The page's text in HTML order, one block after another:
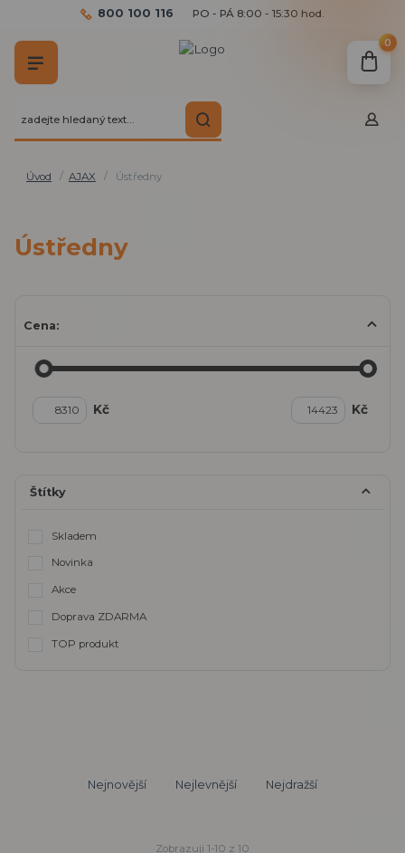
800 100 116 PO - PÁ 8:00 - 15:30 hod.
0
Úvod AJAX Ústředny
Ústředny
Cena:
Kč Kč
Štítky
Skladem
Novinka
Akce
Doprava ZDARMA
TOP produkt
Nejnovější Nejlevnější Nejdražší
Zobrazuji 1-10 z 10